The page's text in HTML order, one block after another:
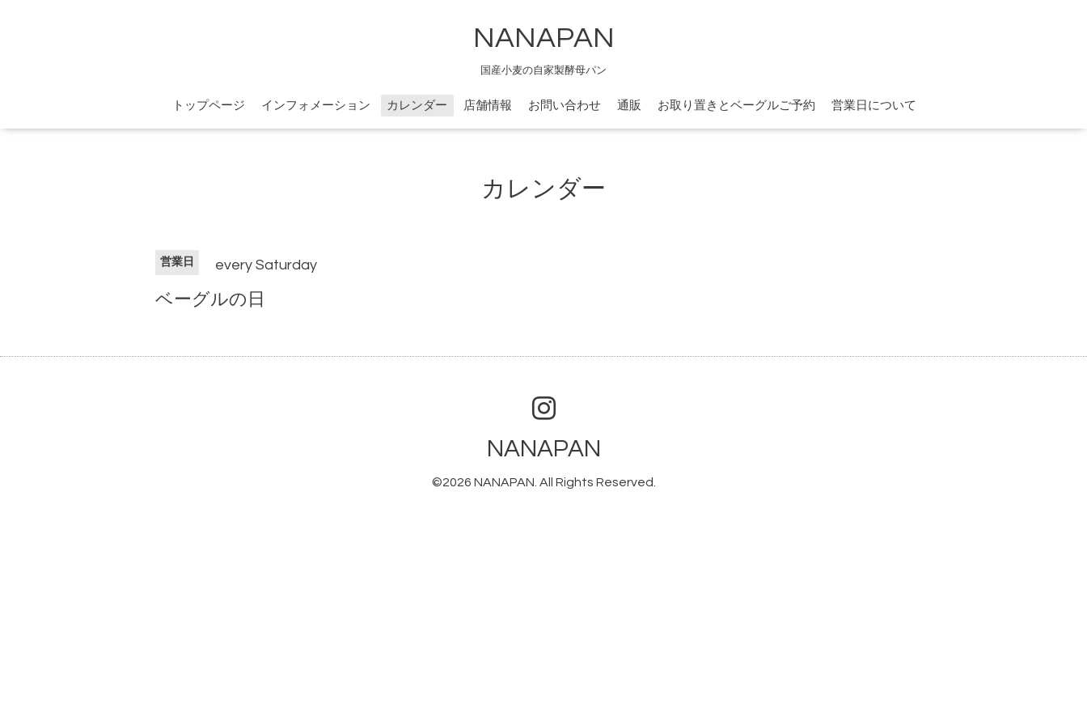
NANAPAN
国産小麦の自家製酵母パン
トップページ インフォメーション カレンダー 店舗情報 お問い合わせ 通販 お取り置きとベーグルご予約 営業日について
カレンダー
営業日 every Saturday
ベーグルの日
NANAPAN
©2026 NANAPAN . All Rights Reserved.